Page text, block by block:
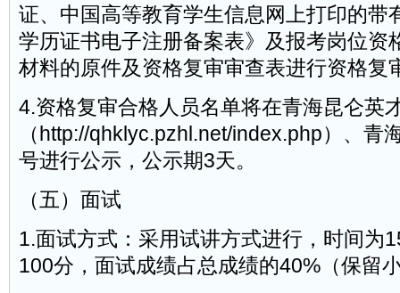
证、中国高等教育学生信息网上打印的带
学历证书电子注册备案表》及报考岗位资
材料的原件及资格复审审查表进行资格复
4.资格复审合格人员名单将在青海昆仑英
（http://qhklyc.pzhl.net/index.php）、青
号进行公示，公示期3天。
（五）面试
1.面试方式：采用试讲方式进行，时间为
100分，面试成绩占总成绩的40%（保留